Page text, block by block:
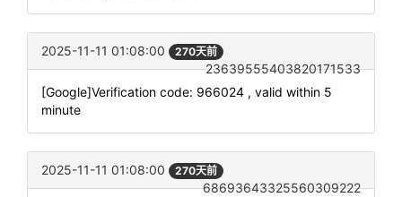
2025-11-11 01:08:00 270天前
23639555403820171533
[Google]Verification code: 966024 , valid within 5
minute
2025-11-11 01:08:00 270天前
68693643325560309222